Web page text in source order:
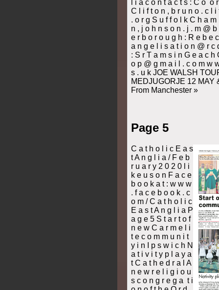
Page 5
C a t h o l i c E a s
t A n g l i a / F e b
r u a r y 2 0 2 0 l i
k e u s o n F a c e
b o o k a t : w w w
. f a c e b o o k . c
o m / C a t h o l i c
E a s t A n g l i a P
a g e 5 S t a r t o f
n e w C a r m e l i
t e c o m m u n i t
y i n I p s w i c h N
a t i v i t y p l a y a
t C a t h e d r a l A
n e w r e l i g i o u
s c o n g r e g a ­ t i